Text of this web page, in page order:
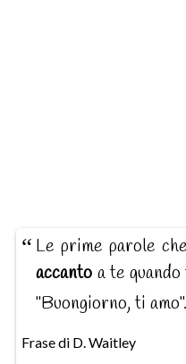
Le prime parole
accanto a te
"Buongiorno, ti amo".
Frase di D. Waitley